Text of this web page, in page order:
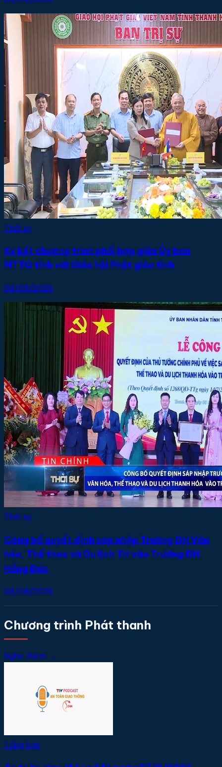
Thời sự
Ký kết chương trình phối hợp giữa Ủy ban
MTTQ tỉnh với Giáo hội Phật giáo tỉnh
08/08/2026
Thời sự
Công bố quyết định sáp nhập Trường ĐH Văn
hóa, Thể thao và Du lịch TH vào Trường ĐH
Hồng Đức
08/08/2026
Chương trình Phát thanh
Nghe thêm →
Tổng hợp